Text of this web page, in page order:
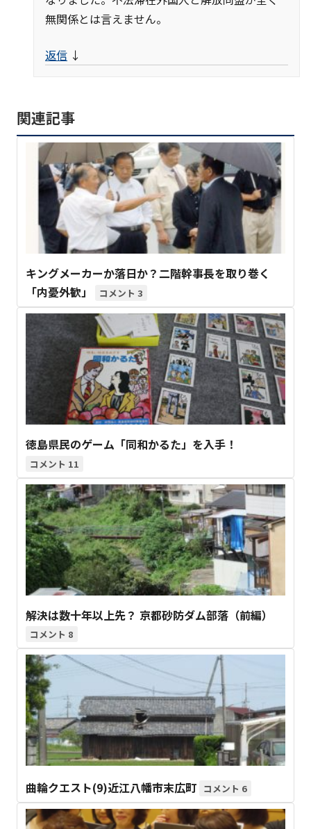
無関係とは言えません。
返信 ↓
関連記事
キングメーカーか落日か？二階幹事長を取り巻く
「内憂外歓」
3
徳島県民のゲーム「同和かるた」を入手！
11
解決は数十年以上先？ 京都砂防ダム部落（前編）
8
曲輪クエスト(9)近江八幡市末広町 6